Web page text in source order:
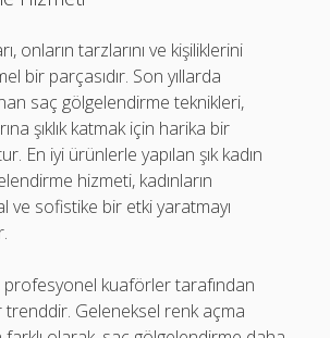
onların tarzlarını ve kişiliklerini
bir parçasıdır. Son yıllarda
saç gölgelendirme teknikleri,
şıklık katmak için harika bir
En iyi ürünlerle yapılan şık kadın
hizmeti, kadınların
ve sofistike bir etki yaratmayı
kuaförler tarafından
trenddir. Geleneksel renk açma